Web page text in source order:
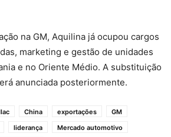
na GM, Aquilina já ocupou cargos
marketing e gestão de unidades
e no Oriente Médio. A substituição
anunciada posteriormente.
China exportações
GM
liderança
Mercado automotivo